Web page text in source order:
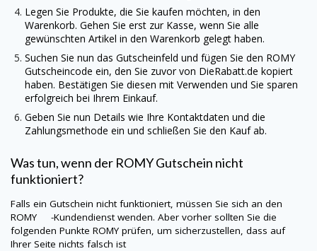
Legen Sie Produkte, die Sie kaufen möchten, in den
Warenkorb. Gehen Sie erst zur Kasse, wenn Sie alle
gewünschten Artikel in den Warenkorb gelegt haben.
Suchen Sie nun das Gutscheinfeld und fügen Sie den ROMY
Gutscheincode ein, den Sie zuvor von DieRabatt.de kopiert
haben. Bestätigen Sie diesen mit Verwenden und Sie sparen
erfolgreich bei Ihrem Einkauf.
Geben Sie nun Details wie Ihre Kontaktdaten und die
Zahlungsmethode ein und schließen Sie den Kauf ab.
Was tun, wenn der ROMYGutschein nicht
funktioniert?
Falls ein Gutschein nicht funktioniert, müssen Sie sich an den
ROMY -Kundendienst wenden. Aber vorher sollten Sie die
folgenden Punkte ROMY prüfen, um sicherzustellen, dass auf
Ihrer Seite nichts falsch ist